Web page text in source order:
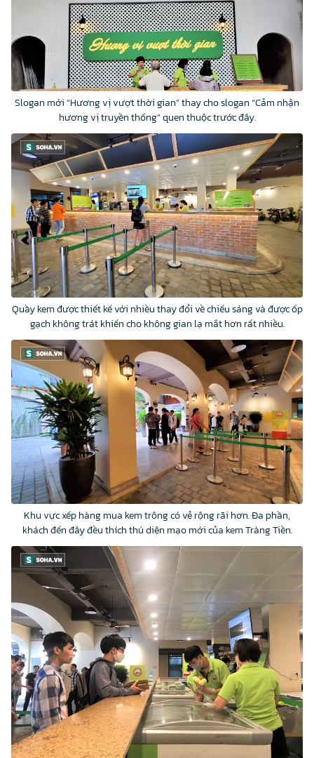
Slogan mới “Hương vị vượt thời gian” thay cho slogan “Cảm nhận
hương vị truyền thống” quen thuộc trước đây.
Quầy kem được thiết kế với nhiều thay đổi về chiếu sáng và được ốp
gạch không trát khiến cho không gian lạ mắt hơn rất nhiều.
Khu vực xếp hàng mua kem trông có vẻ rộng rãi hơn. Đa phần,
khách đến đây đều thích thú diện mạo mới của kem Tràng Tiền.